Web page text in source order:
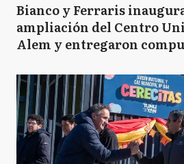
Bianco y Ferraris
ampliación del Centro
Alem y entregaron